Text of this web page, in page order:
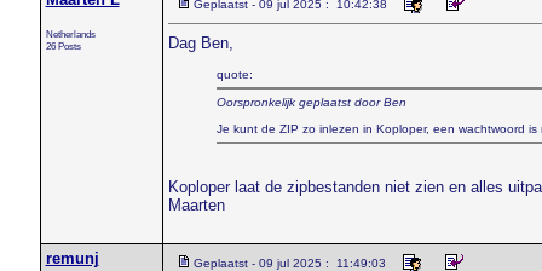
Netherlands
26 Posts
Geplaatst - 09 jul 2025 : 10:42:38
Dag Ben,
quote:
Oorspronkelijk geplaatst door Ben
Je kunt de ZIP zo inlezen in Koploper, een wachtwoord is
Koploper laat de zipbestanden niet zien en alles
Maarten
remunj Geplaatst - 09 jul 2025 : 11:49:03